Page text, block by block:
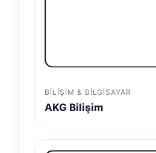
BILIŞIM & BILGISAYAR
AKG Bilişim